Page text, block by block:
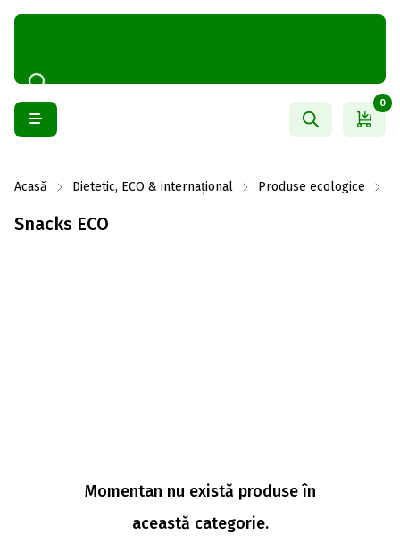
0
Acasă Dietetic, ECO & internațional Produse ecologice
Snacks ECO
Momentan nu există produse în
această categorie.